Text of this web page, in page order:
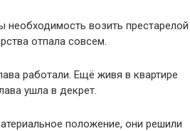
возить престарелой
отпала совсем.
работали. Ещё живя в квартире
ушла в декрет.
положение, они решили